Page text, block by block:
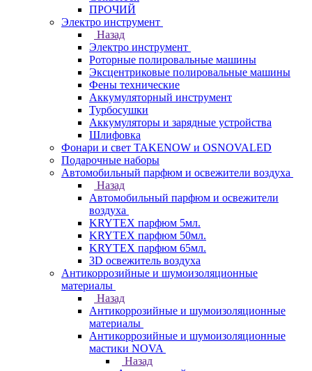
ПРОЧИЙ
Электро инструмент
Назад
Электро инструмент
Роторные полировальные машины
Эксцентриковые полировальные машины
Фены технические
Аккумуляторный инструмент
Турбосушки
Аккумуляторы и зарядные устройства
Шлифовка
Фонари и свет TAKENOW и OSNOVALED
Подарочные наборы
Автомобильный парфюм и освежители воздуха
Назад
Автомобильный парфюм и освежители
воздуха
KRYTEX парфюм 5мл.
KRYTEX парфюм 50мл.
KRYTEX парфюм 65мл.
3D освежитель воздуха
Антикоррозийные и шумоизоляционные
материалы
Назад
Антикоррозийные и шумоизоляционные
материалы
Антикоррозийные и шумоизоляционные
мастики NOVA
Назад